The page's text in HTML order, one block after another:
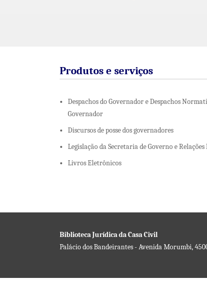
Produtos e serviços
Despachos do Governador e Despachos
Governador
Discursos de posse dos governadores
Legislação da Secretaria de Governo e
Livros Eletrônicos
Biblioteca Jurídica da Casa Civil
Palácio dos Bandeirantes - Avenida Morumbi,